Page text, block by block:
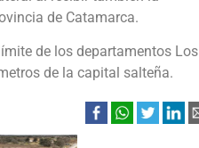
de Catamarca.
de los departamentos Los
de la capital salteña.